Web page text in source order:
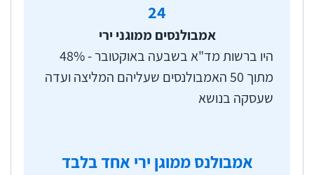
משאבים בעיתות חירום. יו"ר הרשות הוא מנכ"ל
משרד הבריאות, ושני החברים בה הם קצין הרפואה
הראשי של צה"ל ומנכ"ל שירותי בריאות כללית. חמ"ל
(חדר מלחמה) הבריאות הלאומי משמש גוף שליטה
מטעם הרשות העליונה לאשפוז, הפועל באירועי חירום
24
אמבולנסים ממוגני ירי
היו ברשות מד"א בשבעה באוקטובר - 48%
מתוך 50 האמבולנסים שעליהם המליצה ועדה
שעסקה בנושא
אמבולנס ממוגן ירי אחד בלבד